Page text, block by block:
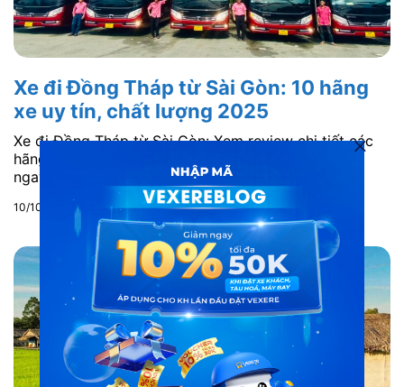
Xe đi Đồng Tháp từ Sài Gòn: 10 hãng
xe uy tín, chất lượng 2025
Xe đi Đồng Tháp từ Sài Gòn: Xem review chi tiết các
hãng xe khách Sài Gòn Đồng Tháp chất lượng. Đặt
ngay để có giá tốt nhất!
10/10/2025